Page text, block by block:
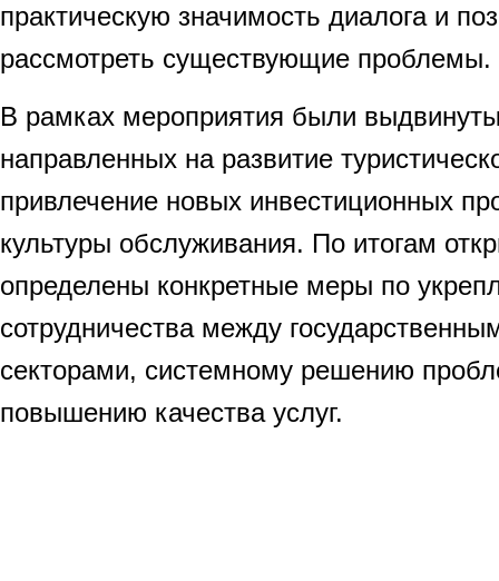
практическую значимость диалога и
рассмотреть существующие проблемы.
В рамках мероприятия были
направленных на развитие
привлечение новых инвестиционных
культуры обслуживания. По итогам
определены конкретные меры по
сотрудничества между
секторами, системному решению
повышению качества услуг.